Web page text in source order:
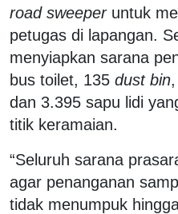
road sweeperuntuk
petugas di lapangan.
menyiapkan sarana
bus toilet, 135 dust bin
dan 3.395 sapu lidi
titik keramaian.
“Seluruh sarana
agar penanganan
tidak menumpuk